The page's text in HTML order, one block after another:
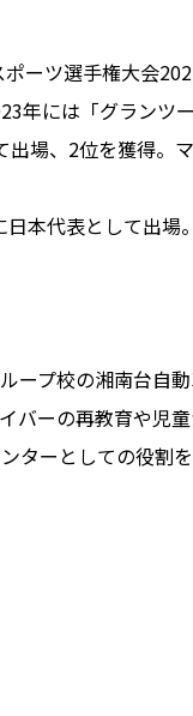
ーツ選手権大会
年には「グランツ
出場、2位を獲得。
日本代表として出場
ープ校の湘南台自
バーの再教育や児
ターとしての役割